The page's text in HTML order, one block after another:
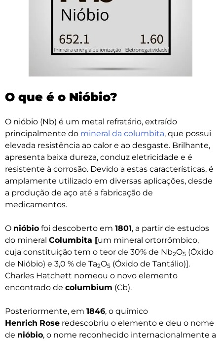
O que é o Nióbio?
O nióbio (Nb) é um metal refratário, extraído
principalmente do mineral da columbita, que possui
elevada resistência ao calor e ao desgaste. Brilhante,
apresenta baixa dureza, conduz eletricidade e é
resistente à corrosão. Devido a estas características, é
amplamente utilizado em diversas aplicações, desde
a produção de aço até a fabricação de
medicamentos.
O nióbio foi descoberto em 1801, a partir de estudos
do mineral Columbita [um mineral ortorrômbico,
cuja constituição tem o teor de 30% de Nb2O5 (Óxido
de Nióbio) e 3,0 % de Ta2O5 (Óxido de Tantálio)].
Charles Hatchett nomeou o novo elemento
encontrado de columbium (Cb).
Posteriormente, em 1846, o químico
Henrich Rose redescobriu o elemento e deu o nome
de nióbio, o nome reconhecido internacionalmente a